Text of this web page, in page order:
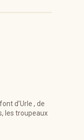
d’Urle , de
les troupeaux